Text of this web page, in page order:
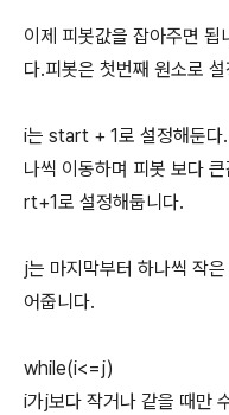
이제 피봇값을 잡아주면 됩
다.피봇은 첫번째 원소로
i는 start + 1로 설정해둔다
나씩 이동하며 피봇 보다
rt+1로 설정해둡니다.
j는 마지막부터 하나씩 작
어줍니다.
while(i<=j)
i가j보다 작거나 같을 때만